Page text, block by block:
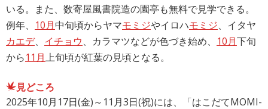
いる。また、数寄屋風書院造の園亭も無料で見学できる。
例年、 10月中旬頃からヤマモミジやイロハモミジ、イタヤ
カエデ、 イチョウ、カラマツなどが色づき始め、 10月下旬
から11月上旬頃が紅葉の見頃となる。
見どころ
2025年10月17日(金)～11月3日(祝)には、「はこだてMOMI-